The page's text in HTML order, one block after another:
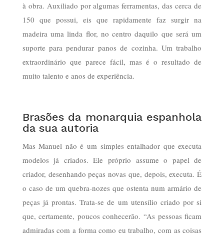
à obra. Auxiliado por algumas ferramentas, das cerca de
150 que possui, eis que rapidamente faz surgir na
madeira uma linda flor, no centro daquilo que será um
suporte para pendurar panos de cozinha. Um trabalho
extraordinário que parece fácil, mas é o resultado de
muito talento e anos de experiência.
Brasões da monarquia espanhola
da sua autoria
Mas Manuel não é um simples entalhador que executa
modelos já criados. Ele próprio assume o papel de
criador, desenhando peças novas que, depois, executa. É
o caso de um quebra-nozes que ostenta num armário de
peças já prontas. Trata-se de um utensílio criado por si
que, certamente, poucos conhecerão. “As pessoas ficam
admiradas com a forma como eu trabalho, com as coisas